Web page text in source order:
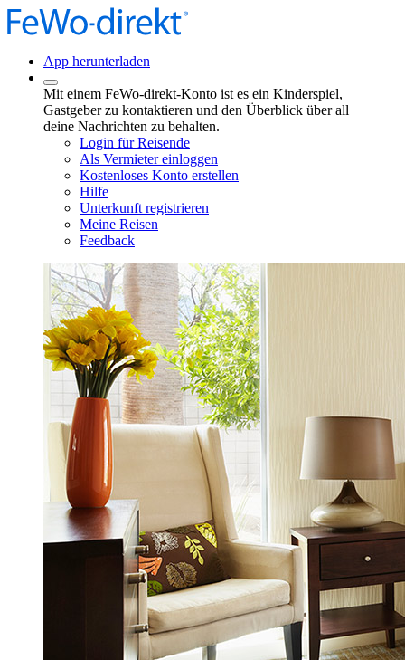
App herunterladen
Mit einem FeWo-direkt-Konto ist es ein Kinderspiel,
Gastgeber zu kontaktieren und den Überblick über all
deine Nachrichten zu behalten.
Login für Reisende
Als Vermieter einloggen
Kostenloses Konto erstellen
Hilfe
Unterkunft registrieren
Meine Reisen
Feedback